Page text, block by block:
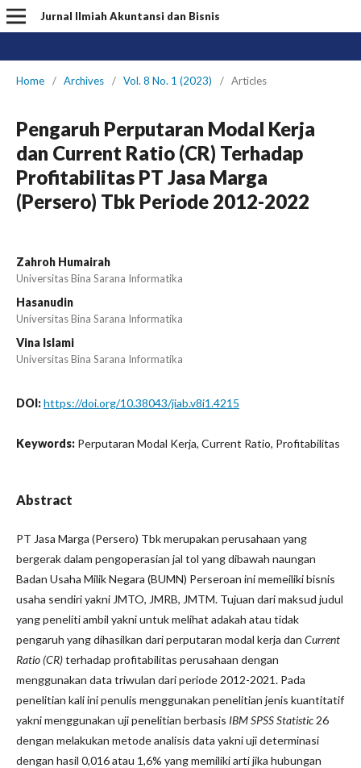
Jurnal Ilmiah Akuntansi dan Bisnis
Home / Archives / Vol. 8 No. 1 (2023) / Articles
Pengaruh Perputaran Modal Kerja
dan Current Ratio (CR) Terhadap
Profitabilitas PT Jasa Marga
(Persero) Tbk Periode 2012-2022
Zahroh Humairah
Universitas Bina Sarana Informatika
Hasanudin
Universitas Bina Sarana Informatika
Vina Islami
Universitas Bina Sarana Informatika
DOI:https://doi.org/10.38043/jiab.v8i1.4215
Keywords: Perputaran Modal Kerja, Current Ratio, Profitabilitas
Abstract
PT Jasa Marga (Persero) Tbk merupakan perusahaan yang
bergerak dalam pengoperasian jal tol yang dibawah naungan
Badan Usaha Milik Negara (BUMN) Perseroan ini memeiliki bisnis
usaha sendiri yakni JMTO, JMRB, JMTM. Tujuan dari maksud judul
yang peneliti ambil yakni untuk melihat adakah atau tidak
pengaruh yang dihasilkan dari perputaran modal kerja dan Current
Ratio (CR)terhadap profitabilitas perusahaan dengan
menggunakan data triwulan dari periode 2012-2021. Pada
penelitian kali ini penulis menggunakan penelitian jenis kuantitatif
yakni menggunakan uji penelitian berbasis IBM SPSS Statistic 26
dengan melakukan metode analisis data yakni uji determinasi
dengan hasil 0,016 atau 1,6% yang memiliki arti jika hubungan